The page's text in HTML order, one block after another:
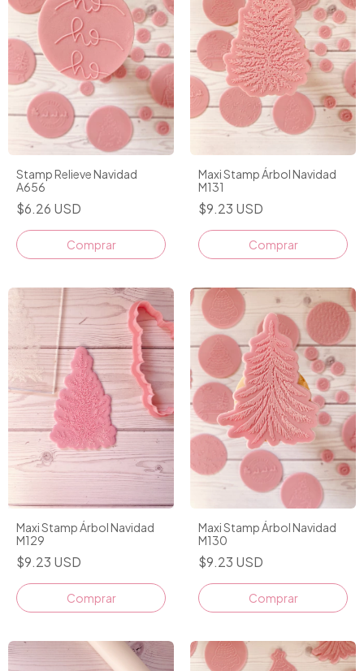
Stamp Relieve Navidad
A656
$6.26 USD
Maxi Stamp Árbol Navidad
M131
$9.23 USD
Comprar
Maxi Stamp Árbol Navidad
M129
$9.23 USD
Comprar
Maxi Stamp Árbol Navidad
M130
$9.23 USD
Comprar